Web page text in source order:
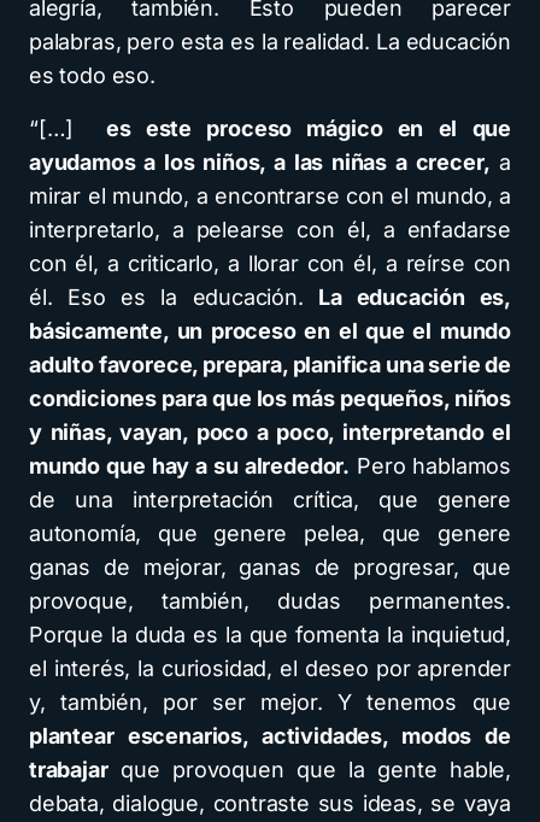
alegría, también. Esto pueden parecer
palabras, pero esta es la realidad. La educación
es todo eso.
“[…] es este proceso mágico en el que
ayudamos a los niños, a las niñas a crecer, a
mirar el mundo, a encontrarse con el mundo, a
interpretarlo, a pelearse con él, a enfadarse
con él, a criticarlo, a llorar con él, a reírse con
él. Eso es la educación. La educación es,
básicamente, un proceso en el que el mundo
adulto favorece, prepara, planifica una serie de
condiciones para que los más pequeños, niños
y niñas, vayan, poco a poco, interpretando el
mundo que hay a su alrededor. Pero hablamos
de una interpretación crítica, que genere
autonomía, que genere pelea, que genere
ganas de mejorar, ganas de progresar, que
provoque, también, dudas permanentes.
Porque la duda es la que fomenta la inquietud,
el interés, la curiosidad, el deseo por aprender
y, también, por ser mejor. Y tenemos que
plantear escenarios, actividades, modos de
trabajarque provoquen que la gente hable,
debata, dialogue, contraste sus ideas, se vaya